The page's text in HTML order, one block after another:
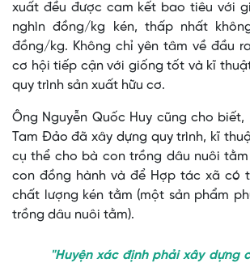
xuất đều được cam kết bao tiêu với
nghìn đồng/kg kén, thấp nhất
đồng/kg. Không chỉ yên tâm về đầu
cơ hội tiếp cận với giống tốt và kĩ
quy trình sản xuất hữu cơ.
Ông Nguyễn Quốc Huy cũng cho
Tam Đảo đã xây dựng quy trình, kĩ
cụ thể cho bà con trồng dâu nuôi
con đồng hành và để Hợp tác xã có
chất lượng kén tằm (một sản phẩm
trồng dâu nuôi tằm).
"Huyện xác định phải xây dựng